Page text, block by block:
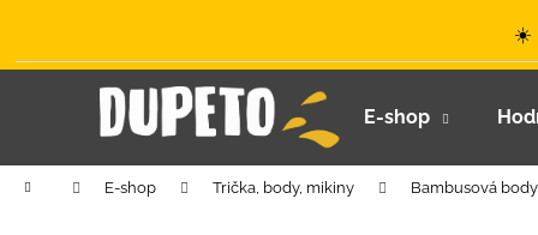
☀️
E-shop
Domů E-shop Trička, body, mikiny Bambusová body
š
Zpět
obchodu
Zpět
obchodu